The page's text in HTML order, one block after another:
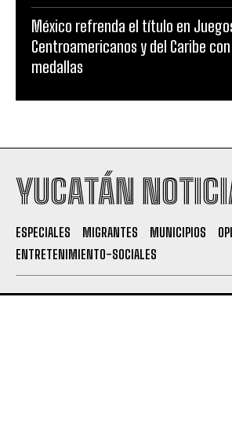
México refrenda el título en
Centroamericanos y del Caribe
medallas
YUCATÁN
ESPECIALES MIGRANTES MUNICIPIOS
ENTRETENIMIENTO-SOCIALES